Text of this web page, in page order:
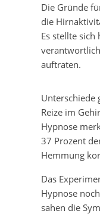
Die Gründe
die
Es stellte
auftraten.
Unterschiede
Reize im
Hypnose
37 Prozent
Hemmung
Das
Hypnose
sahen die